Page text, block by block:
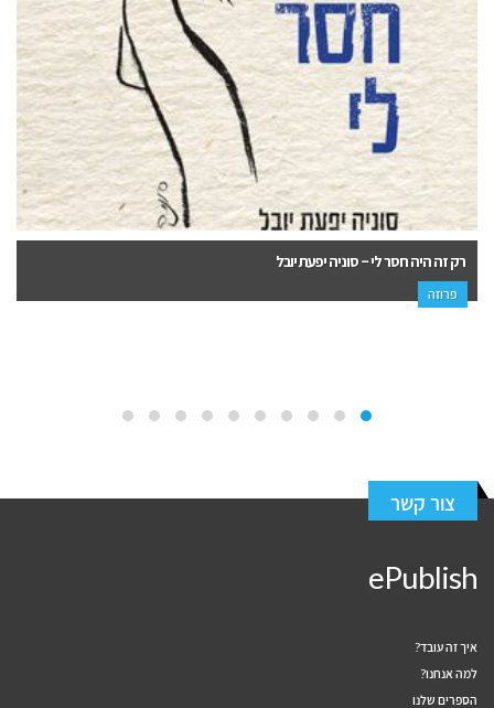
כתב אישום – חיים שטנגר
פנאי, פרוזה
צור קשר
ePublish
איך זה עובד?
למה אנחנו?
הספרים שלנו